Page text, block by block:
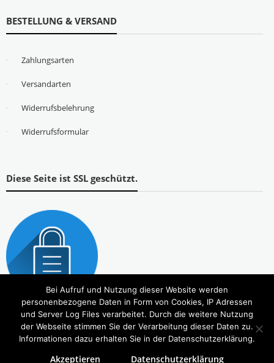
BESTELLUNG & VERSAND
Zahlungsarten
Versandarten
Widerrufsbelehrung
Widerrufsformular
Diese Seite ist SSL geschützt.
Copyright © 2026Tierbedarf – bvl-Shop . Alle Rechte vorbehalten. Theme:eStorevon ThemeGrill.
Bei Aufruf und Nutzung dieser Website werden
personenbezogene Daten in Form von Cookies, IP Adressen
und Server Log Files verarbeitet. Durch die weitere Nutzung
der Webseite stimmen Sie der Verarbeitung dieser Daten zu.
Informationen dazu erhalten Sie in der Datenschutzerklärung.
Akzeptieren Datenschutzerklärung